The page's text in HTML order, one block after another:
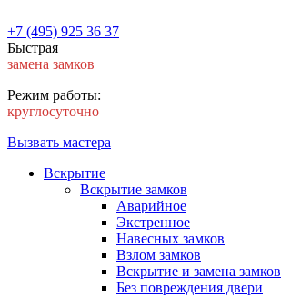
+7 (495) 925 36 37
Быстрая
замена замков
Режим работы:
круглосуточно
Вызвать мастера
Вскрытие
Вскрытие замков
Аварийное
Экстренное
Навесных замков
Взлом замков
Вскрытие и замена замков
Без повреждения двери